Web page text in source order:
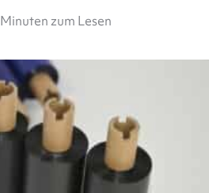
Minuten zum Lesen